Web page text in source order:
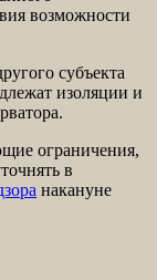
возможности
субъекта
изоляции и
ограничения,
в
накануне